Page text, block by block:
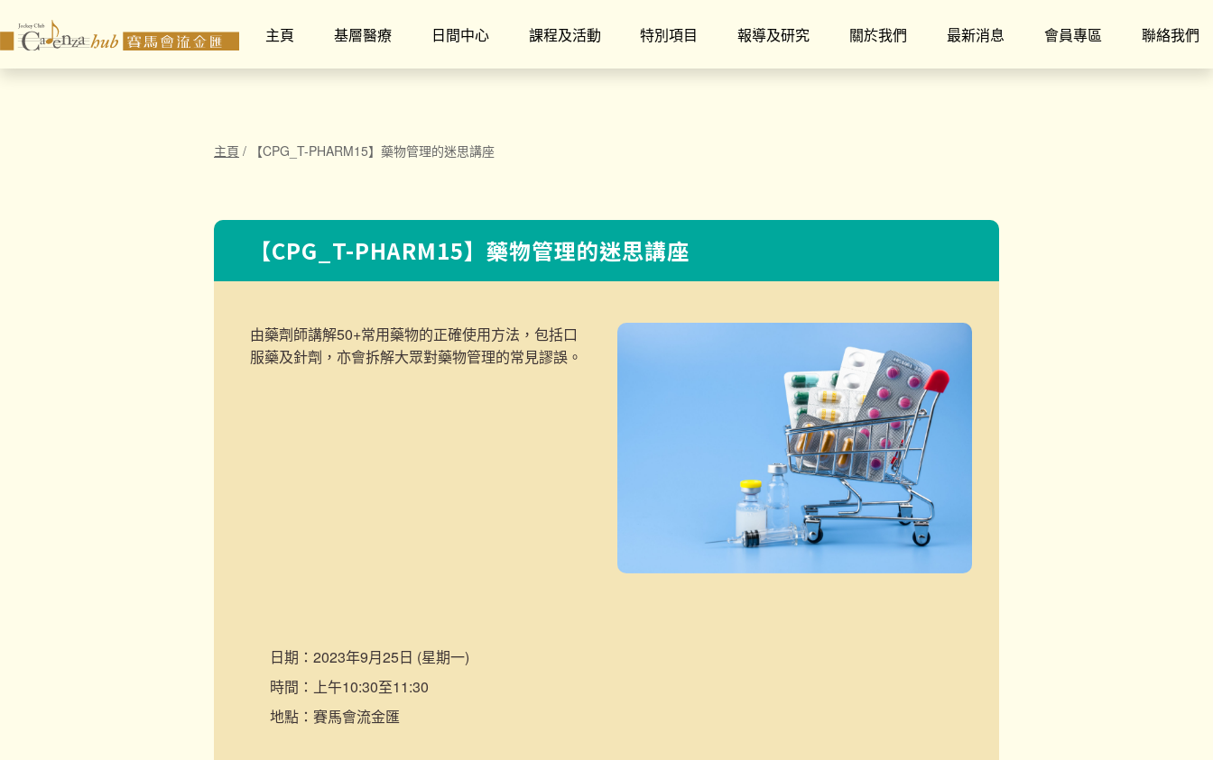
主頁 基層醫療 日間中心 課程及活動 特別項目 報導及研究 關於我們 最新消息 會員專區 聯絡我們
主頁 / 【CPG_T-PHARM15】藥物管理的迷思講座
【CPG_T-PHARM15】藥物管理的迷思講座
由藥劑師講解50+常用藥物的正確使用方法，包括口
服藥及針劑，亦會拆解大眾對藥物管理的常見謬誤。
日期： 2023年9月25日 (星期一)
時間： 上午10:30至11:30
地點： 賽馬會流金匯